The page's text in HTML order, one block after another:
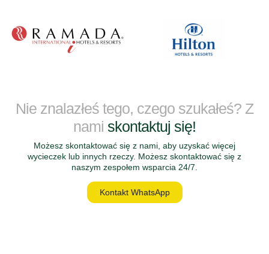
Nie znalazłeś tego, czego szukałeś? Z
nami skontaktuj się!
Możesz skontaktować się z nami, aby uzyskać więcej
wycieczek lub innych rzeczy. Możesz skontaktować się z
naszym zespołem wsparcia 24/7.
Kontakt WhatsApp